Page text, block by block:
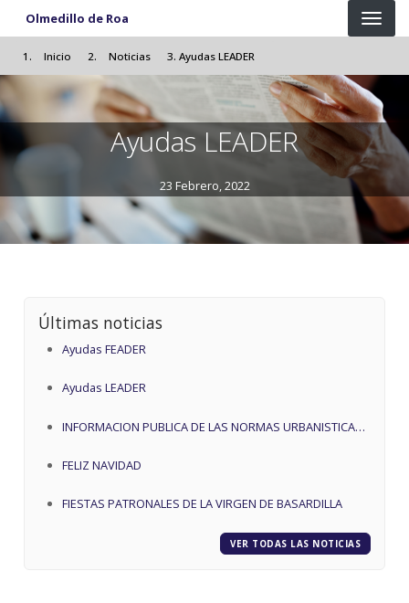
Pasar al contenido principal
Olmedillo de Roa
Inicio Noticias Ayudas LEADER
Ayudas LEADER
23 Febrero, 2022
Últimas noticias
Ayudas FEADER
Ayudas LEADER
INFORMACION PUBLICA DE LAS NORMAS URBANISTICAS
AMBIENTAL ESTRATEGICO
FELIZ NAVIDAD
FIESTAS PATRONALES DE LA VIRGEN DE BASARDILLA
VER TODAS LAS NOTICIAS